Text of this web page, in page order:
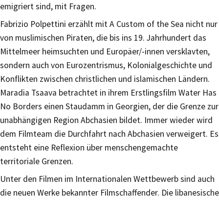
emigriert sind, mit Fragen.
Fabrizio Polpettini erzählt mit A Custom of the Sea nicht nur
von muslimischen Piraten, die bis ins 19. Jahrhundert das
Mittelmeer heimsuchten und Europäer/-innen versklavten,
sondern auch von Eurozentrismus, Kolonialgeschichte und
Konflikten zwischen christlichen und islamischen Ländern.
Maradia Tsaava betrachtet in ihrem Erstlingsfilm Water Has
No Borders einen Staudamm in Georgien, der die Grenze zur
unabhängigen Region Abchasien bildet. Immer wieder wird
dem Filmteam die Durchfahrt nach Abchasien verweigert. Es
entsteht eine Reflexion über menschengemachte
territoriale Grenzen.
Unter den Filmen im Internationalen Wettbewerb sind auch
die neuen Werke bekannter Filmschaffender. Die libanesische